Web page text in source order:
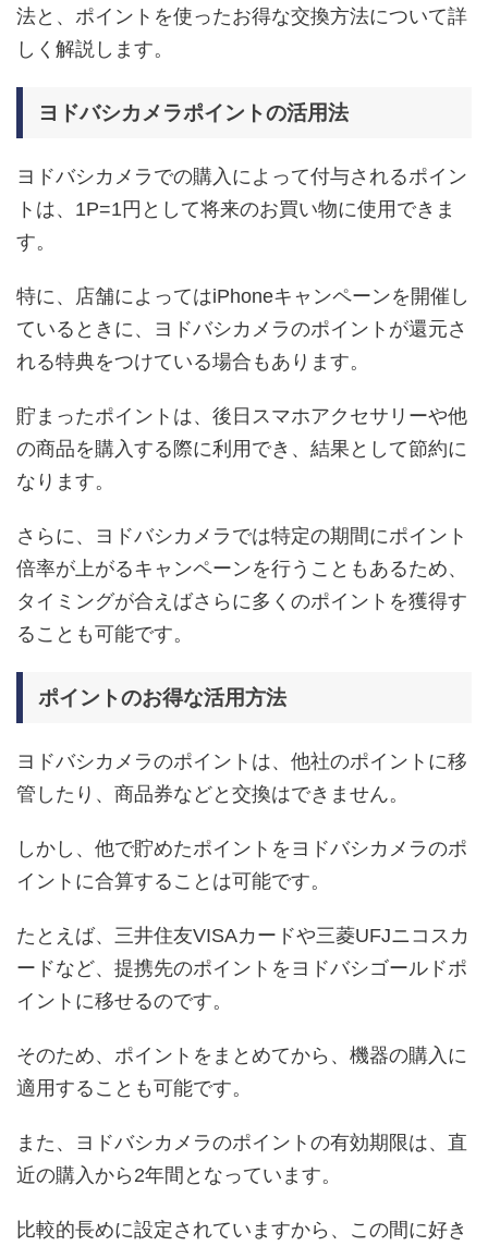
法と、ポイントを使ったお得な交換方法について詳
しく解説します。
ヨドバシカメラポイントの活用法
ヨドバシカメラでの購入によって付与されるポイン
トは、1P=1円として将来のお買い物に使用できま
す。
特に、店舗によってはiPhoneキャンペーンを開催し
ているときに、ヨドバシカメラのポイントが還元さ
れる特典をつけている場合もあります。
貯まったポイントは、後日スマホアクセサリーや他
の商品を購入する際に利用でき、結果として節約に
なります。
さらに、ヨドバシカメラでは特定の期間にポイント
倍率が上がるキャンペーンを行うこともあるため、
タイミングが合えばさらに多くのポイントを獲得す
ることも可能です。
ポイントのお得な活用方法
ヨドバシカメラのポイントは、他社のポイントに移
管したり、商品券などと交換はできません。
しかし、他で貯めたポイントをヨドバシカメラのポ
イントに合算することは可能です。
たとえば、三井住友VISAカードや三菱UFJニコスカ
ードなど、提携先のポイントをヨドバシゴールドポ
イントに移せるのです。
そのため、ポイントをまとめてから、機器の購入に
適用することも可能です。
また、ヨドバシカメラのポイントの有効期限は、直
近の購入から2年間となっています。
比較的長めに設定されていますから、この間に好き